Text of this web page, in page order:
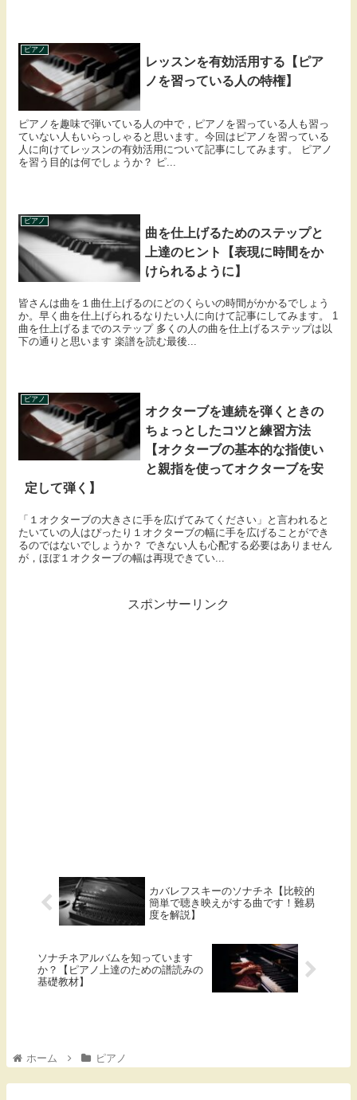
ピアノ
レッスンを有効活用する【ピア
ノを習っている人の特権】
ピアノを趣味で弾いている人の中で，ピアノを習っている人も習っ
ていない人もいらっしゃると思います。今回はピアノを習っている
人に向けてレッスンの有効活用について記事にしてみます。 ピアノ
を習う目的は何でしょうか？ ピ...
ピアノ
曲を仕上げるためのステップと
上達のヒント【表現に時間をか
けられるように】
皆さんは曲を１曲仕上げるのにどのくらいの時間がかかるでしょう
か。早く曲を仕上げられるなりたい人に向けて記事にしてみます。 1
曲を仕上げるまでのステップ 多くの人の曲を仕上げるステップは以
下の通りと思います 楽譜を読む最後...
ピアノ
オクターブを連続を弾くときの
ちょっとしたコツと練習方法
【オクターブの基本的な指使い
と親指を使ってオクターブを安
定して弾く】
「１オクターブの大きさに手を広げてみてください」と言われると
たいていの人はぴったり１オクターブの幅に手を広げることができ
るのではないでしょうか？ できない人も心配する必要はありません
が，ほぼ１オクターブの幅は再現できてい...
スポンサーリンク
カバレフスキーのソナチネ【比較的
簡単で聴き映えがする曲です！難易
度を解説】
ソナチネアルバムを知っています
か？【ピアノ上達のための譜読みの
基礎教材】
ホーム ピアノ